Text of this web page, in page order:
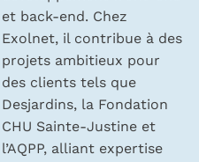
et back-end. Chez
Exolnet, il contribue à des
projets ambitieux pour
des clients tels que
Desjardins, la Fondation
CHU Sainte-Justine et
l’AQPP, alliant expertise